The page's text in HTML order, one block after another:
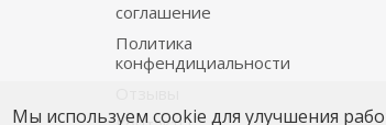
соглашение
Политика
конфендициальности
Мы используем cookie для улучшения